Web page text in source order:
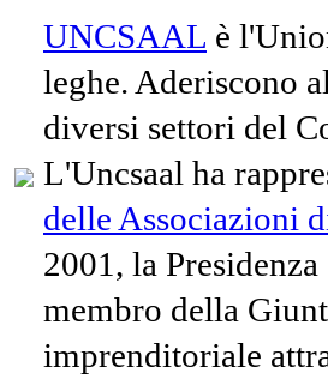
UNCSAAL è
leghe. Aderiscono
diversi settori del
L'Uncsaal ha
delle Associazioni
2001, la
membro della
imprenditoriale